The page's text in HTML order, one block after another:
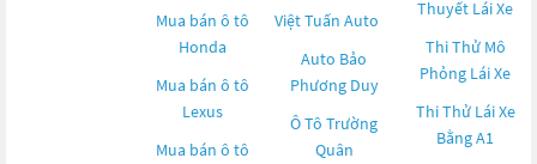
Mua bán ô tô
Honda
Mua bán ô tô
Lexus
Mua bán ô tô
Việt Tuấn Auto
Auto Bảo
Phương Duy
Ô Tô Trường
Quân
Thuyết Lái Xe
Thi Thử Mô
Phỏng Lái Xe
Thi Thử Lái Xe
Bằng A1